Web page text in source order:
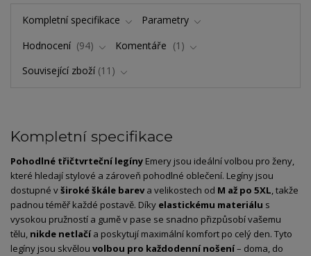
Kompletní specifikace
Parametry
Hodnocení
94 Komentáře
1
Související zboží 11
Kompletní specifikace
Pohodlné třičtvrtečnílegíny Emery jsou ideálnívolbou pro ženy,
které hledají stylové a zároveň pohodlné oblečení. Legíny jsou
dostupné vširokéškále bareva velikostech od M až po 5XL,takže
padnou téměř každé postavě. Díky elastickému materiálu s
vysokou pružností a guměv pase se snadno přizpůsobívašemu
tělu, nikde netlačía poskytují maximální komfort po celý den. Tyto
legíny jsou skvělou volbou pro každodennínošení– doma, do